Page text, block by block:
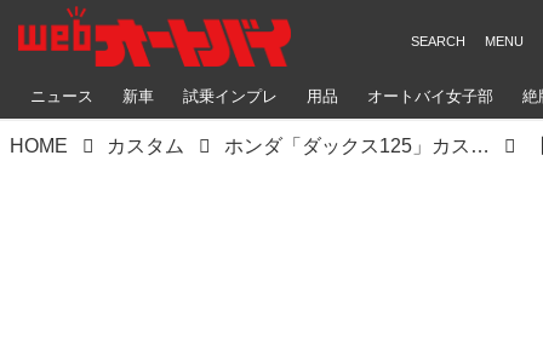
ニュース 新車 試乗インプレ 用品 オートバイ女子部 絶
HOME カスタム ホンダ「ダックス125」カスタム｜キタコ